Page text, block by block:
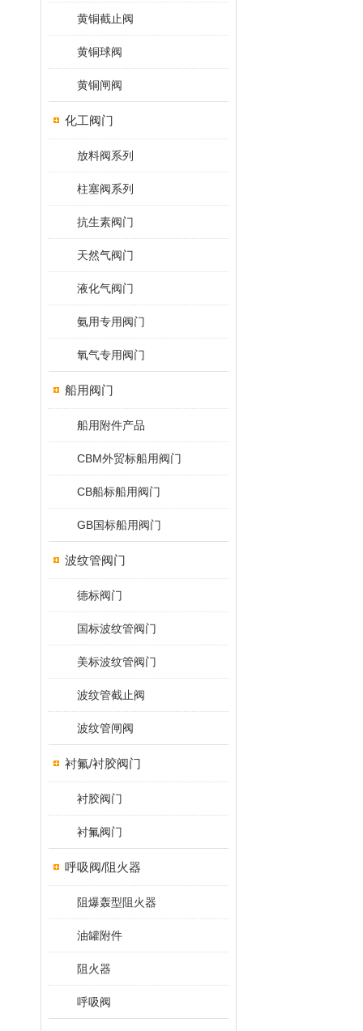
黄铜截止阀
黄铜球阀
黄铜闸阀
化工阀门
放料阀系列
柱塞阀系列
抗生素阀门
天然气阀门
液化气阀门
氨用专用阀门
氧气专用阀门
船用阀门
船用附件产品
CBM外贸标船用阀门
CB船标船用阀门
GB国标船用阀门
波纹管阀门
德标阀门
国标波纹管阀门
美标波纹管阀门
波纹管截止阀
波纹管闸阀
衬氟/衬胶阀门
衬胶阀门
衬氟阀门
呼吸阀/阻火器
阻爆轰型阻火器
油罐附件
阻火器
呼吸阀